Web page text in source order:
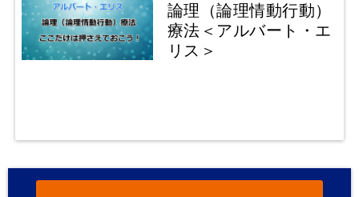
論理（論理情動行動）
療法＜アルバート・エ
リス＞